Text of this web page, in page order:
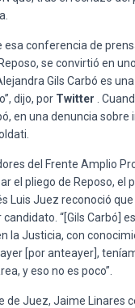
esa conferencia de
se convirtió en
Gils Carbó es
dijo, por Twitter
.
en una denuncia
del Frente Amplio
el pliego de Reposo,
Luis Juez reconoció
candidato. “[Gils Carbó]
la Justicia, con
[por anteayer],
y eso no es poco”.
de Juez, Jaime Linares